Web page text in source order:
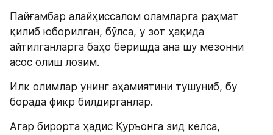
Пайғамбар алайҳиссалом оламларга раҳмат
қилиб юборилган, бўлса, у зот ҳақида
айтилганларга баҳо беришда ана шу мезонни
асос олиш лозим.
Илк олимлар унинг аҳамиятини тушуниб, бу
борада фикр билдирганлар.
Агар бирорта ҳадис Қуръонга зид келса,